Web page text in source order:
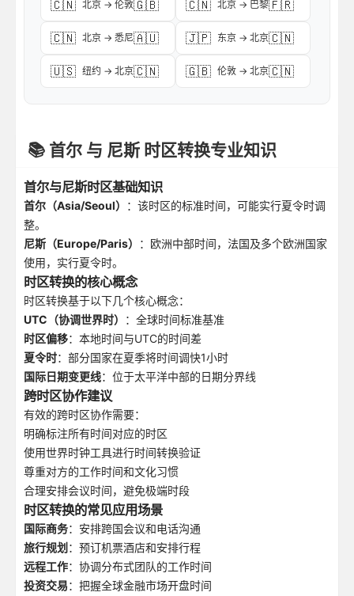
🇨🇳 北京 → 伦敦🇬🇧 🇨🇳 北京 → 巴黎🇫🇷
🇨🇳 北京 → 悉尼🇦🇺 🇯🇵 东京 → 北京🇨🇳
🇺🇸 纽约 → 北京🇨🇳 🇬🇧 伦敦 → 北京🇨🇳
📚 首尔 与 尼斯 时区转换专业知识
首尔与尼斯时区基础知识
首尔（Asia/Seoul）
：该时区的标准时间，可能实行夏令时调
整。
尼斯（Europe/Paris）
：欧洲中部时间，法国及多个欧洲国家
使用，实行夏令时。
时区转换的核心概念
时区转换基于以下几个核心概念：
UTC（协调世界时）
：全球时间标准基准
时区偏移：本地时间与UTC的时间差
夏令时：部分国家在夏季将时间调快1小时
国际日期变更线：位于太平洋中部的日期分界线
跨时区协作建议
有效的跨时区协作需要：
明确标注所有时间对应的时区
使用世界时钟工具进行时间转换验证
尊重对方的工作时间和文化习惯
合理安排会议时间，避免极端时段
时区转换的常见应用场景
国际商务：安排跨国会议和电话沟通
旅行规划 ：预订机票酒店和安排行程
远程工作：协调分布式团队的工作时间
投资交易：把握全球金融市场开盘时间